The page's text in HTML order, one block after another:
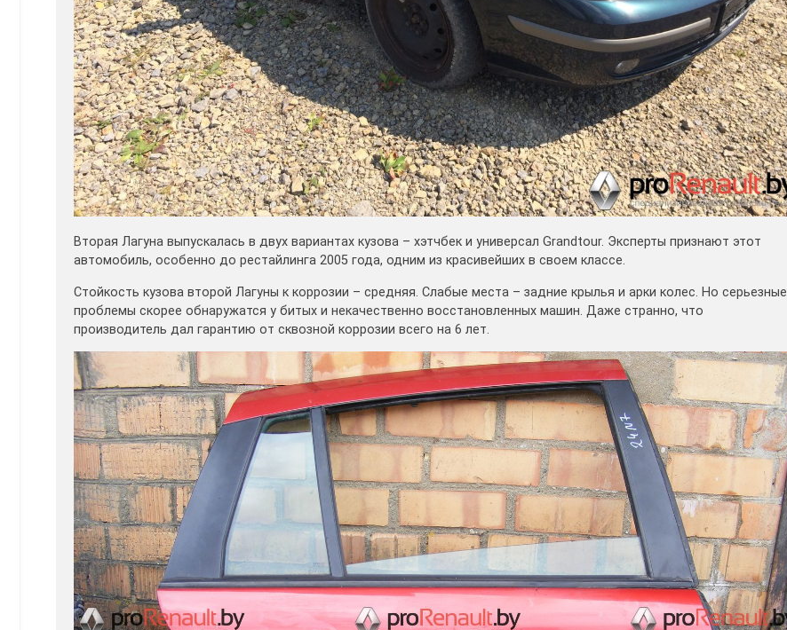
Вторая Лагуна выпускалась в двух вариантах кузова – хэтчбек и универсал Grandtour. Эксперты признают этот
автомобиль, особенно до рестайлинга 2005 года, одним из красивейших в своем классе.
Стойкость кузова второй Лагуны к коррозии – средняя. Слабые места – задние крылья и арки колес. Но серьезные
проблемы скорее обнаружатся у битых и некачественно восстановленных машин. Даже странно, что
производитель дал гарантию от сквозной коррозии всего на 6 лет.